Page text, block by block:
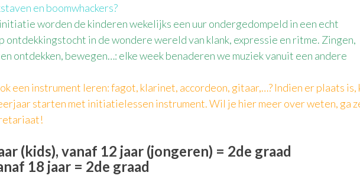
en boomwhackers?
worden de kinderen wekelijks een uur ondergedompeld in een echt
ontdekkingstocht in de wondere wereld van klank, expressie en ritme. Zingen,
ontdekken, bewegen…: elke week benaderen we muziek vanuit een andere
een instrument leren: fagot, klarinet, accordeon, gitaar,…? Indien er plaats is,
starten met initiatielessen instrument. Wil je hier meer over weten, ga
(kids), vanaf 12 jaar (jongeren) = 2de graad
18 jaar = 2de graad